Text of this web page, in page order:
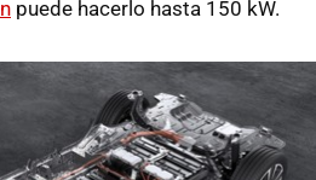
puede hacerlo hasta 150 kW.